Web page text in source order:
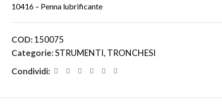
10416 – Penna lubrificante
COD:150075
Categorie:STRUMENTI, TRONCHESI
Condividi: